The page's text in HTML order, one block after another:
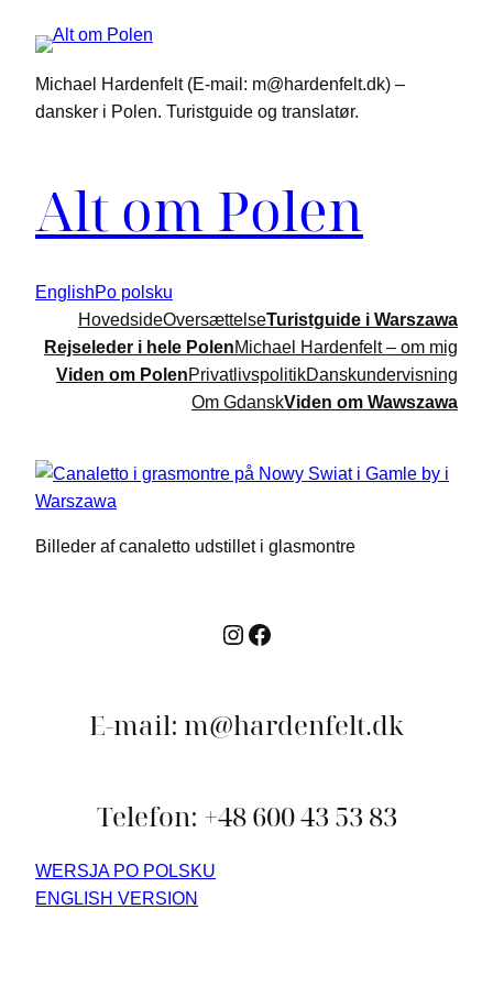
indhold
Michael Hardenfelt (E-mail: m@hardenfelt.dk) –
dansker i Polen. Turistguide og translatør.
Alt om Polen
EnglishPo polsku
HovedsideOversættelseTuristguide i Warszawa
Rejseleder i hele PolenMichael Hardenfelt – om mig
Viden om PolenPrivatlivspolitikDanskundervisning
Om GdanskViden om Wawszawa
Billeder af canaletto udstillet i glasmontre
Instagram
Facebook
E-mail: m@hardenfelt.dk
Telefon: +48 600 43 53 83
WERSJA PO POLSKU
ENGLISH VERSION